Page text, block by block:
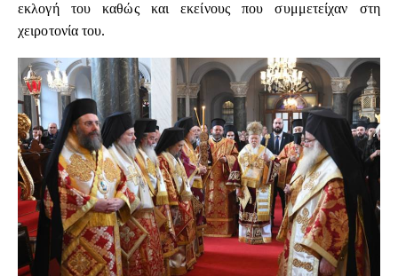
εκλογή του καθώς και εκείνους που συμμετείχαν στη
χειροτονία του.